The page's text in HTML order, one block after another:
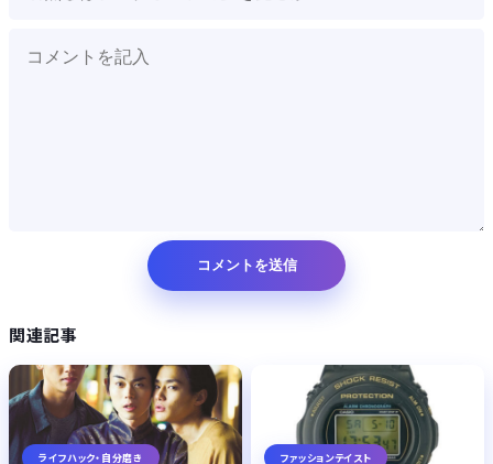
関連記事
ライフハック・自分磨き ファッションテイスト